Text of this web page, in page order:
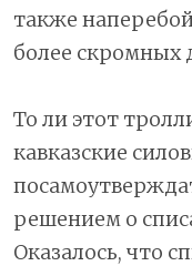
также
более скромных
То ли этот
кавказские
решением о
Оказалось, что